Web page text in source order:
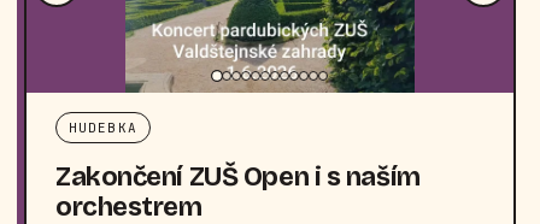
HUDEBKA
Zakončení ZUŠ Open i s naším
orchestrem